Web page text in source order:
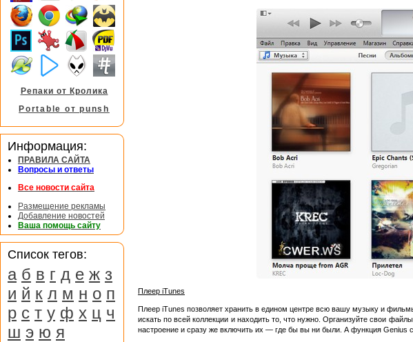
Плеер iTunes
Плеер iTunes позволяет хранить в едином центре всю вашу музыку и
искать по всей коллекции и находить то, что нужно. Организуйте свои
настроение и сразу же включить их — где бы вы ни были. А функция Genius
Репаки от Кролика
Portable от punsh
Информация:
ПРАВИЛА САЙТА
Вопросы и ответы
Все новости сайта
Размещение рекламы
Добавление новостей
Ваша помощь сайту
Список тегов:
а б в г д е ж з
и й к л м н о п
р с т у ф х ц ч
ш э ю я